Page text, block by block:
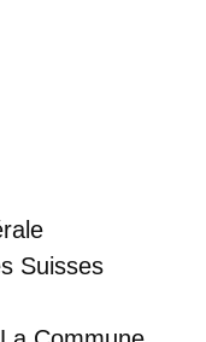
Suisses